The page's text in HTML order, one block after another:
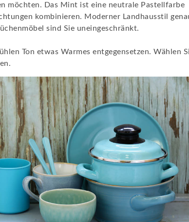
möchten. Das Mint ist eine neutrale Pastellfarbe
kombinieren. Moderner Landhausstil
sind Sie uneingeschränkt.
Ton etwas Warmes entgegensetzen. Wählen